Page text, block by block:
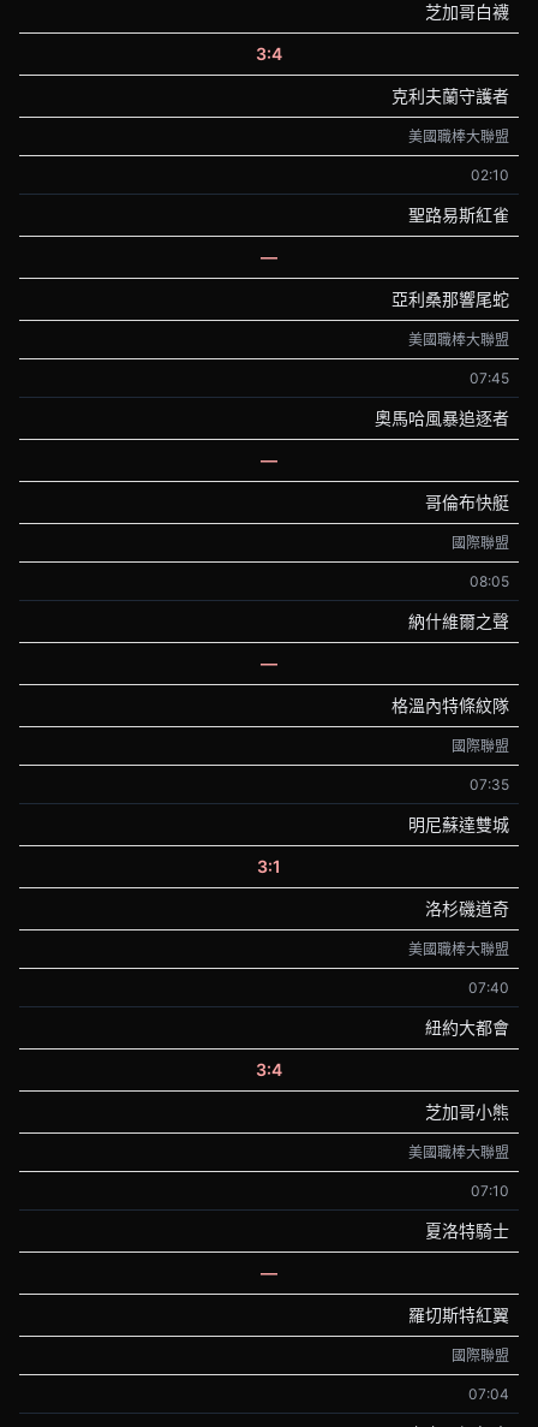
芝加哥白襪
3:4
克利夫蘭守護者
美國職棒大聯盟
02:10
聖路易斯紅雀
—
亞利桑那響尾蛇
美國職棒大聯盟
07:45
奧馬哈風暴追逐者
—
哥倫布快艇
國際聯盟
08:05
納什維爾之聲
—
格溫內特條紋隊
國際聯盟
07:35
明尼蘇達雙城
3:1
洛杉磯道奇
美國職棒大聯盟
07:40
紐約大都會
3:4
芝加哥小熊
美國職棒大聯盟
07:10
夏洛特騎士
—
羅切斯特紅翼
國際聯盟
07:04